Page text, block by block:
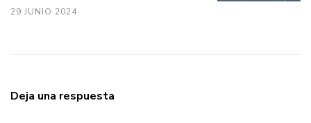
29 JUNIO 2024
Deja una respuesta